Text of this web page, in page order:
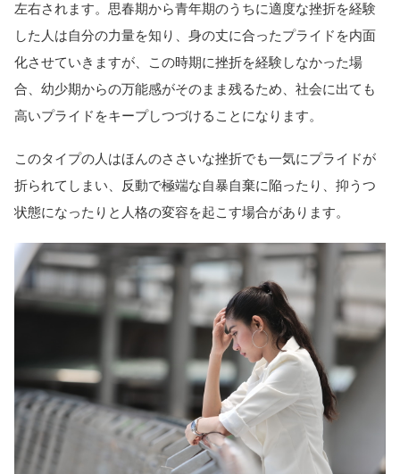
左右されます。思春期から青年期のうちに適度な挫折を経験
した人は自分の力量を知り、身の丈に合ったプライドを内面
化させていきますが、この時期に挫折を経験しなかった場
合、幼少期からの万能感がそのまま残るため、社会に出ても
高いプライドをキープしつづけることになります。
このタイプの人はほんのささいな挫折でも一気にプライドが
折られてしまい、反動で極端な自暴自棄に陥ったり、抑うつ
状態になったりと人格の変容を起こす場合があります。